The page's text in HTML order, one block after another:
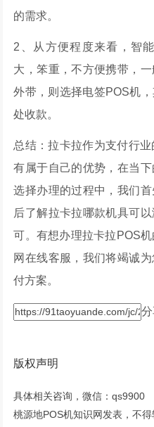
的需求。
2、从方便程度来看，智
大，笨重，不方便携带，
外带，则选择电签POS机
处收款。
总结：拉卡拉作为支付行
有属于自己的优势，在当
选择办理的过程中，我们
后了解拉卡拉哪款机具可
可。有想办理拉卡拉POS
网在线客服，我们将竭诚
付方案。
分
版权声明
具体相关咨询，微信：qs9900
桃源地POS机知识网发表，不得